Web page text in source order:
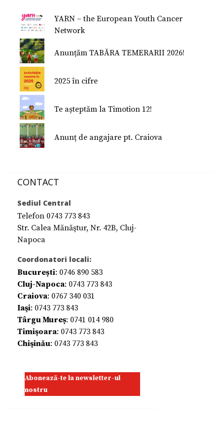
Studiu Temerarii
Nu Mi-e Frică!
YARN – the European Youth Cancer
Network
Anunțăm TABĂRA TEMERARII 2026!
2025 în cifre
Te așteptăm la Timotion 12!
Anunț de angajare pt. Craiova
CONTACT
Sediul Central
Telefon 0743 773 843
Str. Calea Mănăştur, Nr. 42B, Cluj-
Napoca
Coordonatori locali:
București: 0746 890 583
Cluj-Napoca: 0743 773 843
Craiova: 0767 340 031
Iaşi: 0743 773 843
Târgu Mureș: 0741 014 980
Timişoara: 0743 773 843
Chişinău: 0743 773 843
Abonează-te la newsletter-ul
nostru